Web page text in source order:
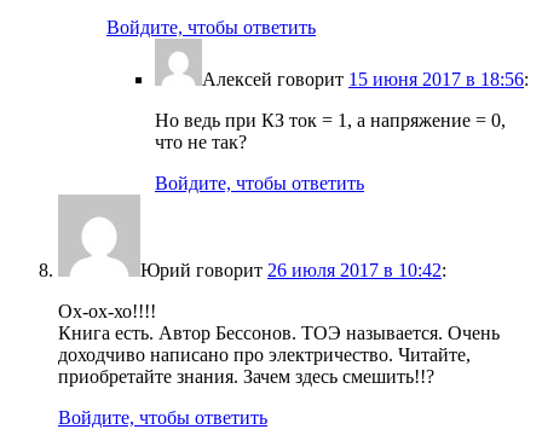
Войдите, чтобы ответить
Алексей говорит 15 июня 2017 в 18:56:
Но ведь при КЗ ток = 1, а напряжение = 0,
что не так?
Войдите, чтобы ответить
Юрий говорит 26 июля 2017 в 10:42:
Ох-ох-хо!!!!
Книга есть. Автор Бессонов. ТОЭ называется. Очень
доходчиво написано про электричество. Читайте,
приобретайте знания. Зачем здесь смешить!!?
Войдите, чтобы ответить